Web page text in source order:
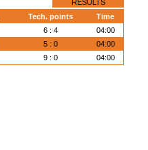
RESULTS
Tech. points
Time
6 : 4
04:00
5 : 0
04:00
9 : 0 04:00